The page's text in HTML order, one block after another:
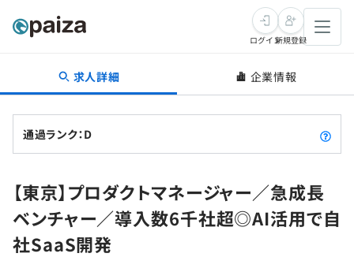
転職・キャリア
転職成功ガイド
転職エージェント
インタビュー
転職成功ガイド
新卒就活
求人検索
本選考
学習
スキルチェック
ログイン新規登録
求人詳細 企業情報
通過ランク：D
【東京】プロダクトマネージャー／急成長
ベンチャー／導入数6千社超◎AI活用で自
社SaaS開発